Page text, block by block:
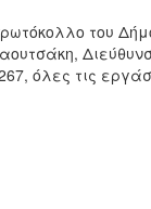
του
όλες τις